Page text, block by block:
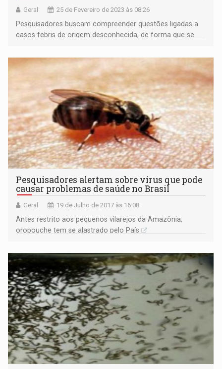
Geral 25 de Fevereiro de 2023 às 08:26
Pesquisadores buscam compreender questões ligadas a
casos febris de origem desconhecida, de forma que se
das ocorrências e o perfil dos pacientes
Pesquisadores alertam sobre vírus que pode
causar problemas de saúde no Brasil
Geral 19 de Julho de 2017 às 16:08
Antes restrito aos pequenos vilarejos da Amazônia,
oropouche tem se alastrado pelo País